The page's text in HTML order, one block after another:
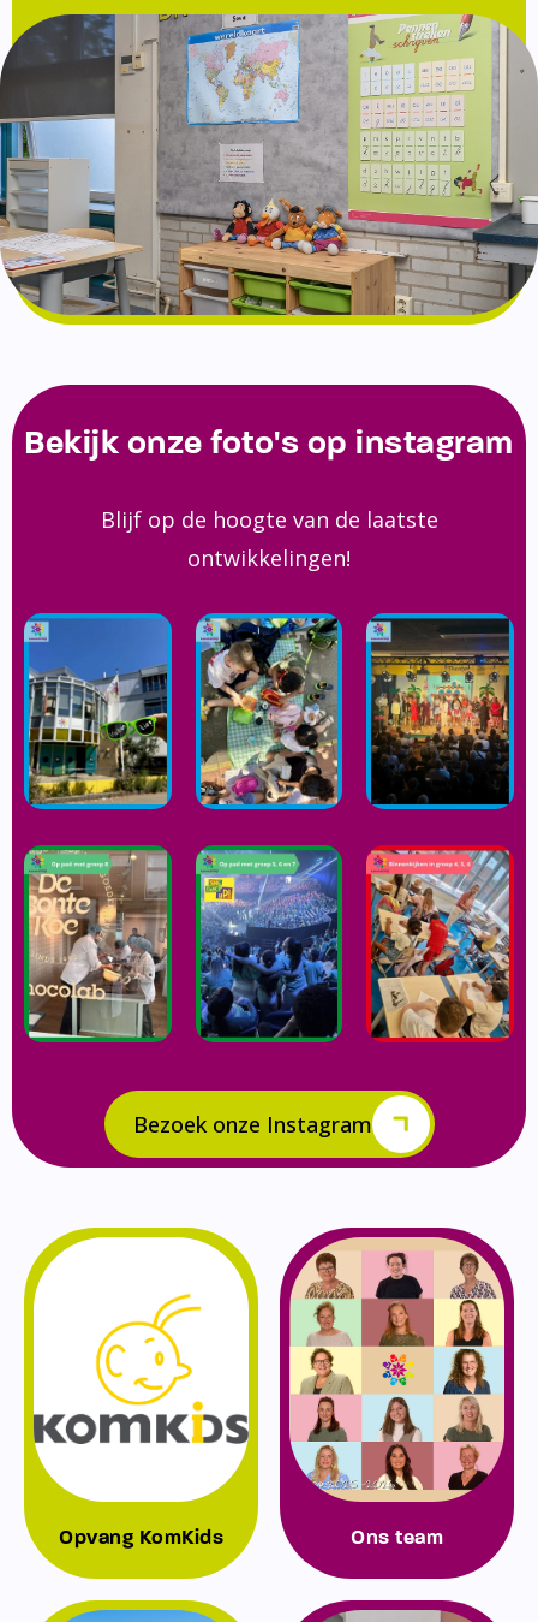
Bekijk onze foto's op instagram
Blijf op de hoogte van de laatste
ontwikkelingen!
Bezoek onze Instagram
Opvang KomKids Ons team